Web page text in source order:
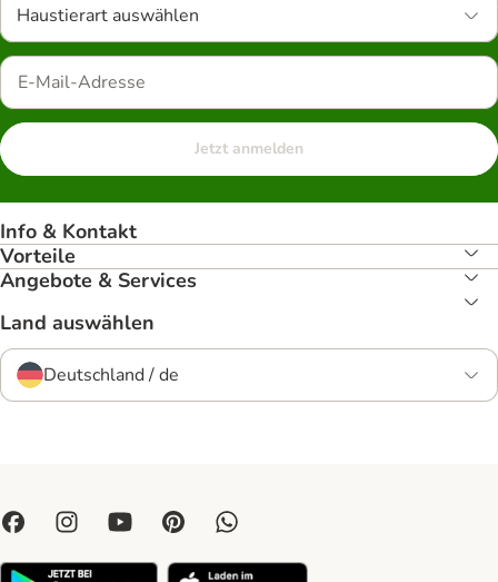
Haustierart auswählen
Jetzt anmelden
Info & Kontakt
Vorteile
Angebote & Services
Land auswählen
Deutschland / de